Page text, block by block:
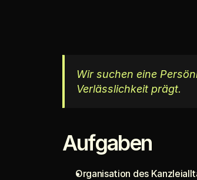
Wir suchen eine
Verlässlichkeit prägt.
Aufgaben
Organisation des